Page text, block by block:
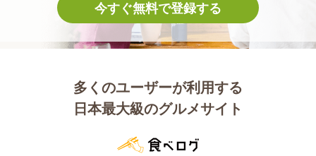
今すぐ無料で登録する
多くのユーザーが利用する
日本最大級のグルメサイト